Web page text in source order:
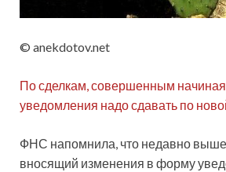
© anekdotov.net
По сделкам, совершенным начиная
уведомления надо сдавать по
ФНС напомнила, что недавно
вносящий изменения в форму